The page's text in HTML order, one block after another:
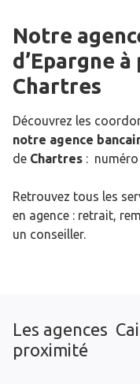
Notre
d’Epargne à
Chartres
Découvrez les
notre agence
de Chartres : numéro
Retrouvez tous les
en agence : retrait,
un conseiller.
Les agences
proximité